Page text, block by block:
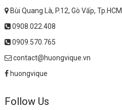
Bùi Quang Là, P.12, Gò Vấp, Tp.HCM
0908.022.408
0909.570.765
contact@huongvique.vn
huongvique
Follow Us